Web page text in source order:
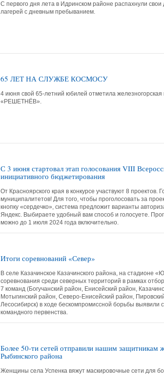
С первого дня лета в Идринском районе распахнули
лагерей с дневным пребыванием.
65 ЛЕТ НА СЛУЖБЕ КОСМОСУ
4 июня свой 65-летний юбилей отметила
«РЕШЕТНЁВ».
С 3 июня стартовал этап голосования VIII
инициативного бюджетирования
От Красноярского края в конкурсе участвуют 8 проектов.
муниципалитетов! Для того, чтобы проголосовать за
кнопку «сердечко», система предложит варианты
Яндекс. Выбираете удобный вам способ и голосуете.
можно до 1 июля 2024 года включительно.
Итоги соревнований «Север»
В селе Казачинское Казачинского района, на стадионе
соревнования среди северных территорий в рамках
7 команд (Богучанский район, Енисейский район,
Мотыгинский район, Северо-Енисейский район,
Лесосибирск) в ходе бескомпромиссной борьбы выявили
командного первенства.
Более 50-ти сетей отправили нашим защитникам
Рыбинского района
Женщины села Успенка вяжут маскировочные сети для